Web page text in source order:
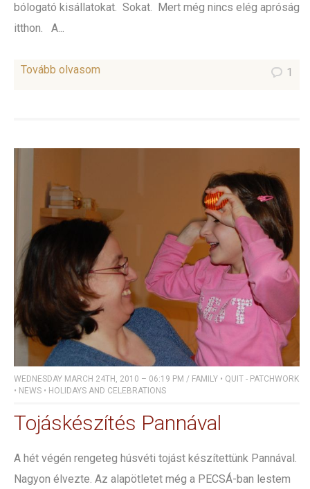
bólogató kisállatokat. Sokat. Mert még nincs elég apróság
itthon. A...
Tovább olvasom 1
WEDNESDAY MARCH 24TH, 2010 – 06:19 PM / FAMILY • QUIT - PATCHWORK
• NEWS • HOLIDAYS AND CELEBRATIONS
Tojáskészítés Pannával
A hét végén rengeteg húsvéti tojást készítettünk Pannával.
Nagyon élvezte. Az alapötletet még a PECSÁ-ban lestem